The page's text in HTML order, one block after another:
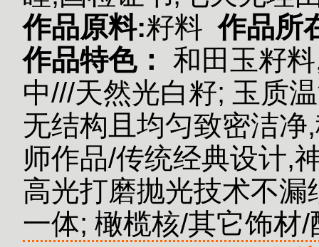
作品原料:籽料 作品所
作品特色：
和田玉籽
中///天然光白籽; 玉质
无结构且均匀致密洁
师作品/传统经典设计,
高光打磨抛光技术不
一体; 橄榄核/其它饰材